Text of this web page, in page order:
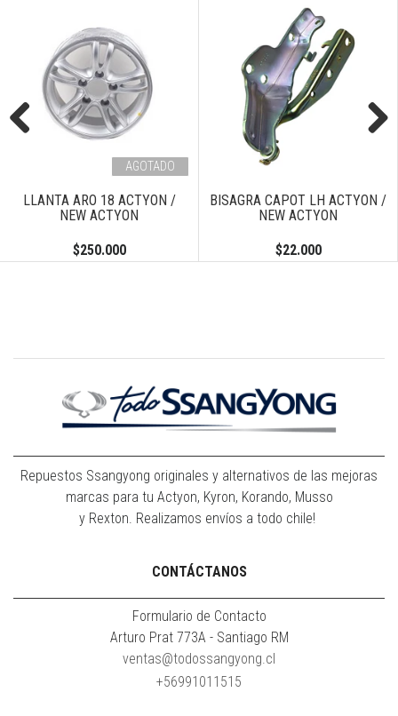
AGOTADO
LLANTA ARO 18 ACTYON /
NEW ACTYON
$250.000
BISAGRA CAPOT LH ACTYON /
NEW ACTYON
$22.000
Repuestos Ssangyong originales y alternativos de las mejoras
marcas para tu Actyon, Kyron, Korando, Musso
y Rexton. Realizamos envíos a todo chile!
CONTÁCTANOS
Formulario de Contacto
Arturo Prat 773A - Santiago RM
ventas@todossangyong.cl
+56991011515